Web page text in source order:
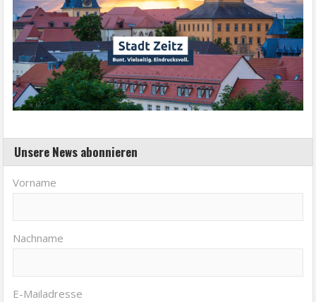
Unsere News abonnieren
Vorname
Nachname
E-Mailadresse